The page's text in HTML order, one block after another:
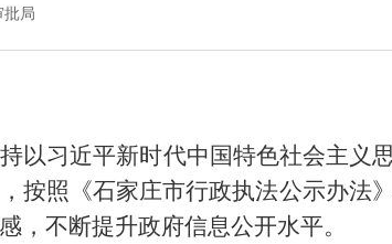
局
以习近平新时代中国特色社会主义
按照《石家庄市行政执法公示办法
，不断提升政府信息公开水平。